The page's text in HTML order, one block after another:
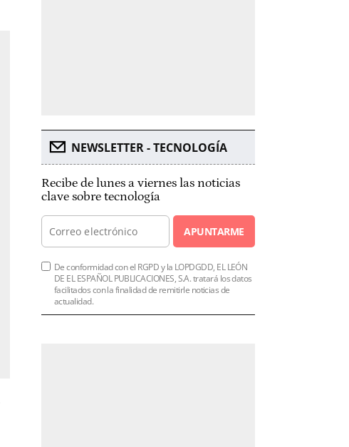
NEWSLETTER - TECNOLOGÍA
Recibe de lunes a viernes las noticias
clave sobre tecnología
APUNTARME
De conformidad con el RGPD y la LOPDGDD, EL LEÓN
DE EL ESPAÑOL PUBLICACIONES, S.A. tratará los datos
facilitados con la finalidad de remitirle noticias de
actualidad.